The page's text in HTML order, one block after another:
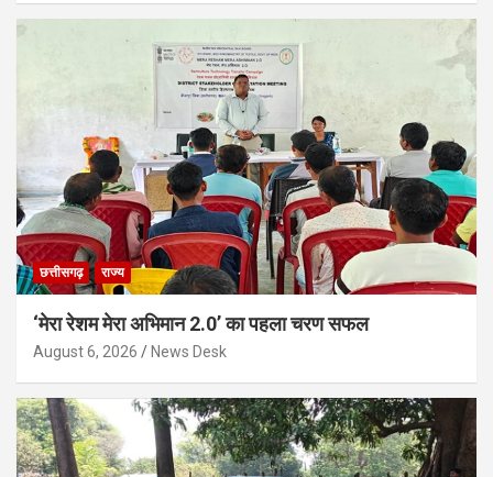
छत्तीसगढ़ राज्य
‘मेरा रेशम मेरा अभिमान 2.0’ का पहला चरण सफल
August 6, 2026 News Desk